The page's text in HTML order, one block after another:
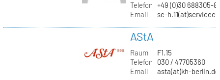
Telefon +49 (0)30 688305-
Email
sc-
AStA
Raum
F1.15
Telefon
030 / 47705360
Email
asta(at)kh-berlin.de